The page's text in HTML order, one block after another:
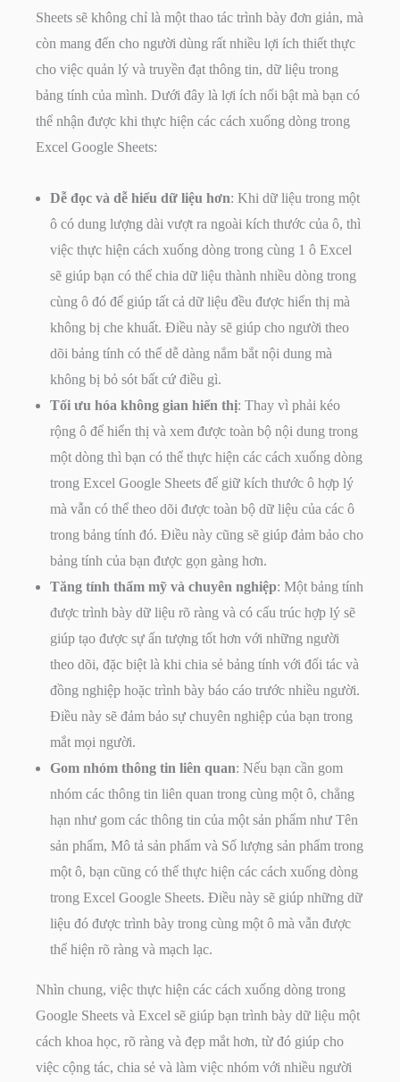
Sheets sẽ không chỉ là một thao tác trình bày đơn giản, mà
còn mang đến cho người dùng rất nhiều lợi ích thiết thực
cho việc quản lý và truyền đạt thông tin, dữ liệu trong
bảng tính của mình. Dưới đây là lợi ích nổi bật mà bạn có
thể nhận được khi thực hiện các cách xuống dòng trong
Excel Google Sheets:
Dễ đọc và dễ hiểu dữ liệu hơn: Khi dữ liệu trong một
ô có dung lượng dài vượt ra ngoài kích thước của ô, thì
việc thực hiện cách xuống dòng trong cùng 1 ô Excel
sẽ giúp bạn có thể chia dữ liệu thành nhiều dòng trong
cùng ô đó để giúp tất cả dữ liệu đều được hiển thị mà
không bị che khuất. Điều này sẽ giúp cho người theo
dõi bảng tính có thể dễ dàng nắm bắt nội dung mà
không bị bỏ sót bất cứ điều gì.
Tối ưu hóa không gian hiển thị: Thay vì phải kéo
rộng ô để hiển thị và xem được toàn bộ nội dung trong
một dòng thì bạn có thể thực hiện các cách xuống dòng
trong Excel Google Sheets để giữ kích thước ô hợp lý
mà vẫn có thể theo dõi được toàn bộ dữ liệu của các ô
trong bảng tính đó. Điều này cũng sẽ giúp đảm bảo cho
bảng tính của bạn được gọn gàng hơn.
Tăng tính thẩm mỹ và chuyên nghiệp: Một bảng tính
được trình bày dữ liệu rõ ràng và có cấu trúc hợp lý sẽ
giúp tạo được sự ấn tượng tốt hơn với những người
theo dõi, đặc biệt là khi chia sẻ bảng tính với đối tác và
đồng nghiệp hoặc trình bày báo cáo trước nhiều người.
Điều này sẽ đảm bảo sự chuyên nghiệp của bạn trong
mắt mọi người.
Gom nhóm thông tin liên quan: Nếu bạn cần gom
nhóm các thông tin liên quan trong cùng một ô, chẳng
hạn như gom các thông tin của một sản phẩm như Tên
sản phẩm, Mô tả sản phẩm và Số lượng sản phẩm trong
một ô, bạn cũng có thể thực hiện các cách xuống dòng
trong Excel Google Sheets. Điều này sẽ giúp những dữ
liệu đó được trình bày trong cùng một ô mà vẫn được
thể hiện rõ ràng và mạch lạc.
Nhìn chung, việc thực hiện các cách xuống dòng trong
Google Sheets và Excel sẽ giúp bạn trình bày dữ liệu một
cách khoa học, rõ ràng và đẹp mắt hơn, từ đó giúp cho
việc cộng tác, chia sẻ và làm việc nhóm với nhiều người